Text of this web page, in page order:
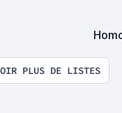
PLUS DE LISTES